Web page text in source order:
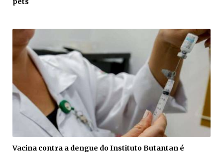
Vacina contra a dengue do Instituto Butantan é